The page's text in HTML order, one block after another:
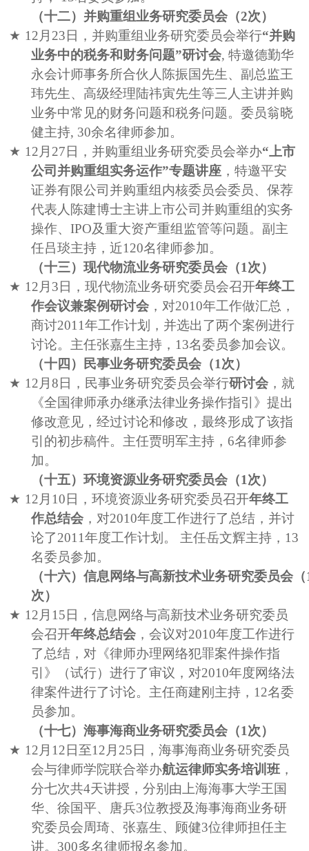
（十二）并购重组业务研究委员会（2次）
★ 12 月 23 日，并购重组业务研究委员会举行“并购
业务中的税务和财务问题”研讨会,特邀德勤华
永会计师事务所合伙人陈振国先生、副总监王
玮先生、高级经理陆祎寅先生等三人主讲并购
业务中常见的财务问题和税务问题。委员翁晓
健主持, 30余名律师参加。
★ 12 月 27 日，并购重组业务研究委员会举办“上市
公司并购重组实务运作”专题讲座 ，特邀平安
证券有限公司并购重组内核委员会委员、保荐
代表人陈建博士主讲上市公司并购重组的实务
操作、IPO及重大资产重组监管等问题。副主
任吕琰主持，近120名律师参加。
（十三）现代物流业务研究委员会（1次）
★ 12 月 3 日，现代物流业务研究委员会召开年终工
作会议兼案例研讨会 ，对2010年工作做汇总，
商讨2011年工作计划，并选出了两个案例进行
讨论。主任张嘉生主持， 13名委员参加会议。
（十四）民事业务研究委员会（1次）
★ 12 月8 日，民事业务研究委员会举行研讨会 ，就
《全国律师承办继承法律业务操作指引》提出
修改意见，经过讨论和修改，最终形成了该指
引的初步稿件。主任贾明军主持，6名律师参
加。
（十五）环境资源业务研究委员会（1次）
★ 12 月 10 日，环境资源业务研究委员召开年终工
作总结会 ，对2010年度工作进行了总结，并讨
论了2011年度工作计划。 主任岳文辉主持， 13
名委员参加。
（十六）信息网络与高新技术业务研究委员会（
次）
★ 12 月 15 日，信息网络与高新技术业务研究委员
会召开年终总结会 ，会议对2010年度工作进行
了总结，对《律师办理网络犯罪案件操作指
引》（试行）进行了审议，对2010年度网络法
律案件进行了讨论。主任商建刚主持， 12名委
员参加。
（十七）海事海商业务研究委员会（1次）
★ 12 月 12 日至12 月 25 日，海事海商业务研究委员
会与律师学院联合举办航运律师实务培训班 ，
分七次共4天讲授，分别由上海海事大学王国
华、徐国平、唐兵3位教授及海事海商业务研
究委员会周琦、张嘉生、顾健3位律师担任主
讲。 300多名律师报名参加。